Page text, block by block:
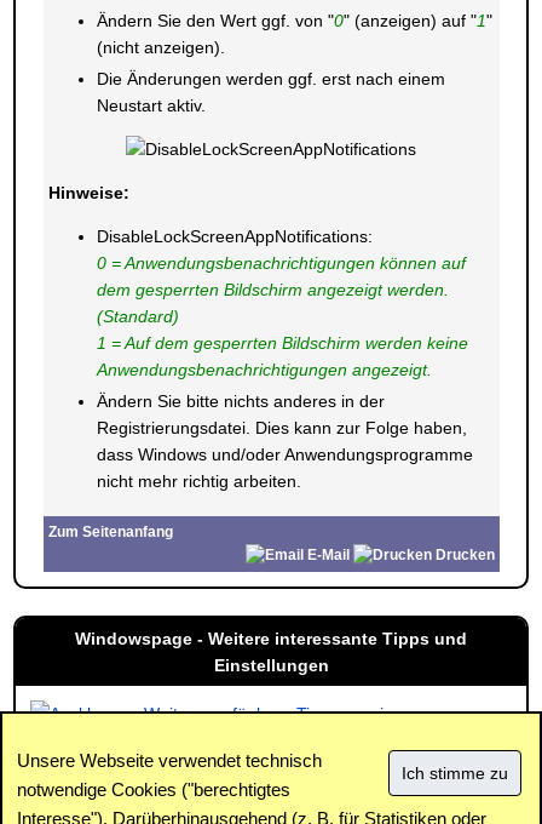
Ändern Sie den Wert ggf. von "0" (anzeigen) auf "1"
(nicht anzeigen).
Die Änderungen werden ggf. erst nach einem
Neustart aktiv.
Hinweise:
DisableLockScreenAppNotifications:
0 = Anwendungsbenachrichtigungen können auf
dem gesperrten Bildschirm angezeigt werden.
(Standard)
1 = Auf dem gesperrten Bildschirm werden keine
Anwendungsbenachrichtigungen angezeigt.
Ändern Sie bitte nichts anderes in der
Registrierungsdatei. Dies kann zur Folge haben,
dass Windows und/oder Anwendungsprogramme
nicht mehr richtig arbeiten.
Zum Seitenanfang
E-Mail
Drucken
Windowspage - Weitere interessante Tipps und
Einstellungen
Weitere verfügbare Tipps anzeigen
Unsere Webseite verwendet technisch
notwendige Cookies ("berechtigtes
Interesse"). Darüberhinausgehend (z. B. für Statistiken oder